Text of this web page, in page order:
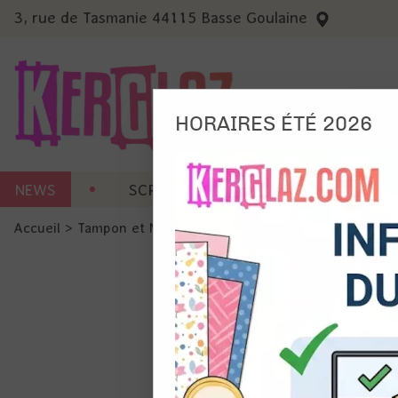
3, rue de Tasmanie 44115 Basse Goulaine
NEWS SCRAP CARTERIE MACHINES
Accueil > Tampon et Mask-Pochoir Tampon
Ils
et du
précises
Si vous
de la
HORAIRES ÉTÉ 2026